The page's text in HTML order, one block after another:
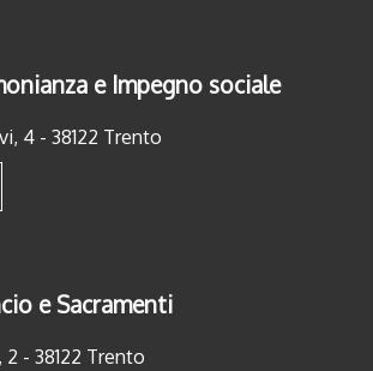
e Impegno sociale
4 - 38122 Trento
e Sacramenti
2 - 38122 Trento